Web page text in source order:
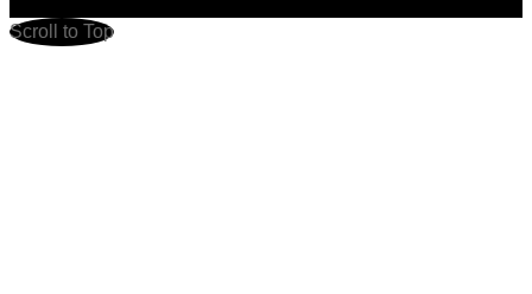
Scroll to Top